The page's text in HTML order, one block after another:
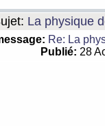
La physique
Re: La
Publié: 28